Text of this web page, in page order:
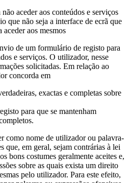
aceder aos conteúdos e serviços
que não seja a interface de ecrã que
aos mesmos
de um formulário de registo para
e serviços. O utilizador, nesse
solicitadas. Em relação ao
concorda em
exactas e completas sobre
para que se mantenham
como nome de utilizador ou palavra-
que, em geral, sejam contrárias à lei
bons costumes geralmente aceites e,
sobre as quais exista um direito
pelo utilizador. Para este efeito,